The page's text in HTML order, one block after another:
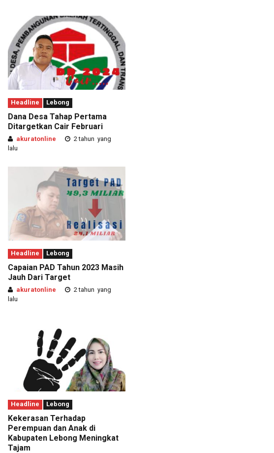
Headline Lebong
Dana Desa Tahap Pertama
Ditargetkan Cair Februari
akuratonline
2 tahun yang
lalu
Headline Lebong
Capaian PAD Tahun 2023 Masih
Jauh Dari Target
akuratonline
2 tahun yang
lalu
Headline Lebong
Kekerasan Terhadap
Perempuan dan Anak di
Kabupaten Lebong Meningkat
Tajam